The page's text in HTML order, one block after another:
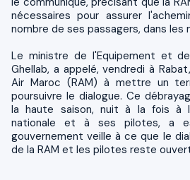
nécessaires pour assurer
nombre de ses passagers, dans les
Le ministre de l'Equipement et
Ghellab, a appelé, vendredi à
Air Maroc (RAM) à mettre un
poursuivre le dialogue. Ce
la haute saison, nuit à la fois à
nationale et à ses pilotes, a
gouvernement veille à ce que le
de la RAM et les pilotes reste